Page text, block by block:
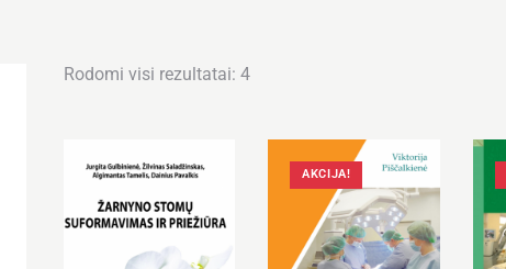
Rodomi visi rezultatai: 4
AKCIJA!